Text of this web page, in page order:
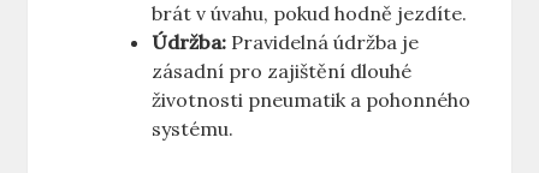
brát v úvahu, pokud hodně jezdíte.
Údržba: Pravidelná údržba je
zásadní pro zajištění dlouhé
životnosti pneumatik a pohonného
systému.